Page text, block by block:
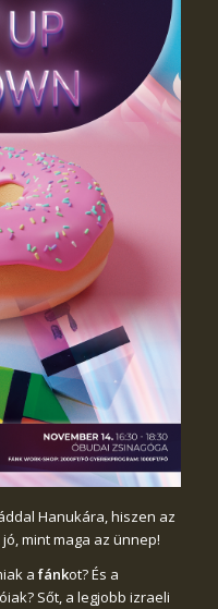
Hanukára, hiszen az
mint maga az ünnep!
a fánkot? És a
Sőt, a legjobb izraeli